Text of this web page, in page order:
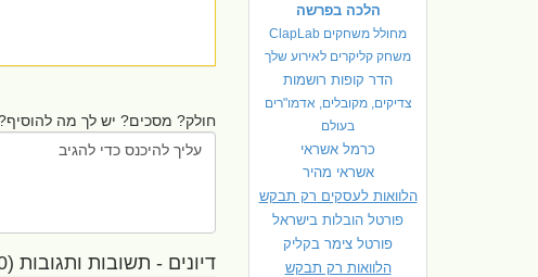
הלכה בפרשה
מחולל משחקים ClapLab
משחק קליקרים לאירוע שלך
הדר קופות רושמות
צדיקים, מקובלים, אדמו"רים
בעולם
כרמל אשראי
אשראי מהיר
הלוואות לעסקים רק תבקש
פורטל הובלות בישראל
פורטל צימר בקליק
הלוואות רק תבקש
חולק? מסכים? יש לך מה
דיונים - תשובות ותגובות (0)